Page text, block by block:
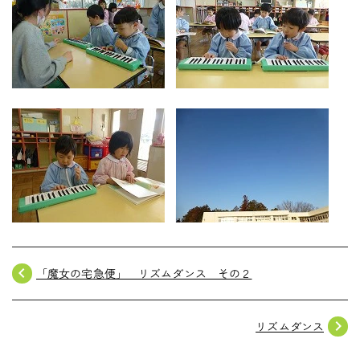
navigate_before 「魔女の宅急便」 リズムダンス その２
navigate_next
リズムダンス